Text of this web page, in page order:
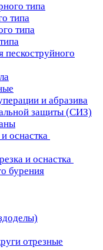
типа
типа
типа
и абразива
защиты (СИЗ)
оснастка
и оснастка
бурения
отрезные